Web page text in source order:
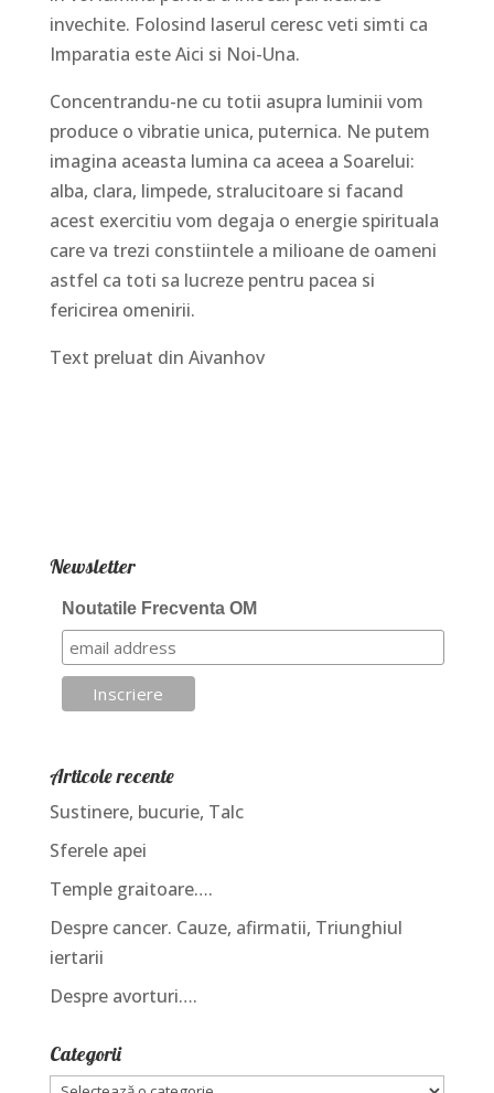
invechite. Folosind laserul ceresc veti simti ca
Imparatia este Aici si Noi-Una.
Concentrandu-ne cu totii asupra luminii vom
produce o vibratie unica, puternica. Ne putem
imagina aceasta lumina ca aceea a Soarelui:
alba, clara, limpede, stralucitoare si facand
acest exercitiu vom degaja o energie spirituala
care va trezi constiintele a milioane de oameni
astfel ca toti sa lucreze pentru pacea si
fericirea omenirii.
Text preluat din Aivanhov
Newsletter
Noutatile Frecventa OM
Articole recente
Sustinere, bucurie, Talc
Sferele apei
Temple graitoare….
Despre cancer. Cauze, afirmatii, Triunghiul
iertarii
Despre avorturi….
Categorii